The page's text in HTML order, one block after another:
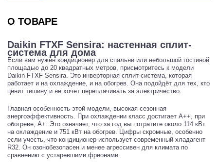
О ТОВАРЕ
Daikin FTXF Sensira: настенная сплит-
система для дома
Если вам нужен кондиционер для спальни или небольшой гостиной
площадью до 20 квадратных метров, присмотритесь к модели
Daikin FTXF Sensira. Это инверторная сплит-система, которая
работает и на охлаждение, и на обогрев. Она подойдёт для тех, кто
ценит тишину и не хочет переплачивать за электричество.
Главная особенность этой модели, высокая сезонная
энергоэффективность. При охлаждении класс достигает A++, при
обогреве, A+. Это означает, что за год вы потратите около 114 кВт
на охлаждение и 751 кВт на обогрев. Цифры скромные, особенно
если учесть, что кондиционер использует современный хладагент
R32. Он озонобезопасен и менее агрессивен для климата по
сравнению с устаревшими фреонами.